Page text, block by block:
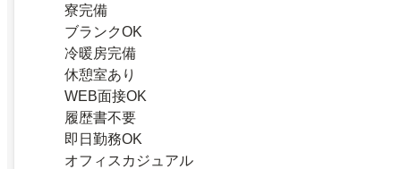
寮完備
ブランクOK
冷暖房完備
休憩室あり
WEB面接OK
履歴書不要
即日勤務OK
オフィスカジュアル